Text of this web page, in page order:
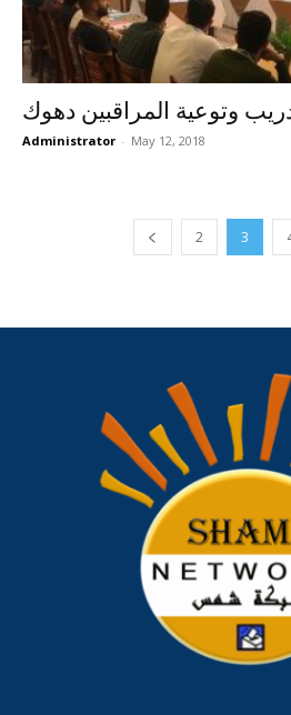
وتوعية المراقبين دهوك
Administrator - May 12, 2018
2 3